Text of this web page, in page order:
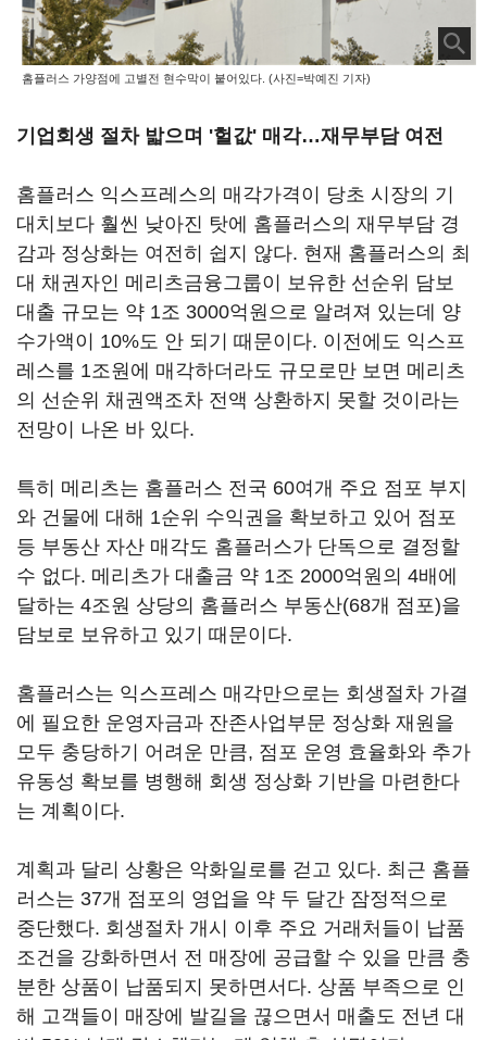
홈플러스 가양점에 고별전 현수막이 붙어있다. (사진=박예진 기자)
기업회생 절차 밟으며 '헐값' 매각…재무부담 여전
홈플러스 익스프레스의 매각가격이 당초 시장의 기
대치보다 훨씬 낮아진 탓에 홈플러스의 재무부담 경
감과 정상화는 여전히 쉽지 않다. 현재 홈플러스의 최
대 채권자인 메리츠금융그룹이 보유한 선순위 담보
대출 규모는 약 1조 3000억원으로 알려져 있는데 양
수가액이 10%도 안 되기 때문이다. 이전에도 익스프
레스를 1조원에 매각하더라도 규모로만 보면 메리츠
의 선순위 채권액조차 전액 상환하지 못할 것이라는
전망이 나온 바 있다.
특히 메리츠는 홈플러스 전국 60여개 주요 점포 부지
와 건물에 대해 1순위 수익권을 확보하고 있어 점포
등 부동산 자산 매각도 홈플러스가 단독으로 결정할
수 없다. 메리츠가 대출금 약 1조 2000억원의 4배에
달하는 4조원 상당의 홈플러스 부동산(68개 점포)을
담보로 보유하고 있기 때문이다.
홈플러스는 익스프레스 매각만으로는 회생절차 가결
에 필요한 운영자금과 잔존사업부문 정상화 재원을
모두 충당하기 어려운 만큼, 점포 운영 효율화와 추가
유동성 확보를 병행해 회생 정상화 기반을 마련한다
는 계획이다.
계획과 달리 상황은 악화일로를 걷고 있다. 최근 홈플
러스는 37개 점포의 영업을 약 두 달간 잠정적으로
중단했다. 회생절차 개시 이후 주요 거래처들이 납품
조건을 강화하면서 전 매장에 공급할 수 있을 만큼 충
분한 상품이 납품되지 못하면서다. 상품 부족으로 인
해 고객들이 매장에 발길을 끊으면서 매출도 전년 대